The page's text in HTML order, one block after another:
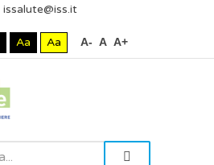
issalute@iss.it
Aa Aa A- A A+